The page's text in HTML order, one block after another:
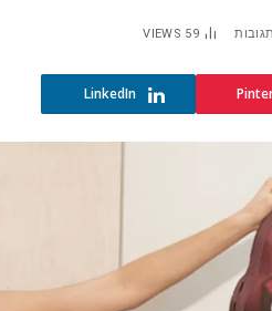
59
VIEWS
LinkedIn